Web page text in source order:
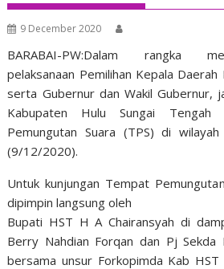
9 December 2020
BARABAI-PW:Dalam rangka
pelaksanaan Pemilihan Kepala
serta Gubernur dan Wakil Gubernur,
Kabupaten Hulu Sungai Tengah
Pemungutan Suara (TPS) di
(9/12/2020).
Untuk kunjungan Tempat
dipimpin langsung oleh
Bupati HST H A Chairansyah di
Berry Nahdian Forqan dan Pj Sekda
bersama unsur Forkopimda Kab